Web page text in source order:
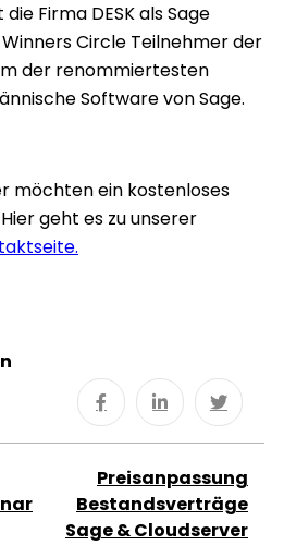
Firma DESK als Sage
Circle Teilnehmer der
der renommiertesten
Software von Sage.
möchten ein kostenloses
geht es zu unserer
Preisanpassung
Bestandsverträge
Sage & Cloudserver